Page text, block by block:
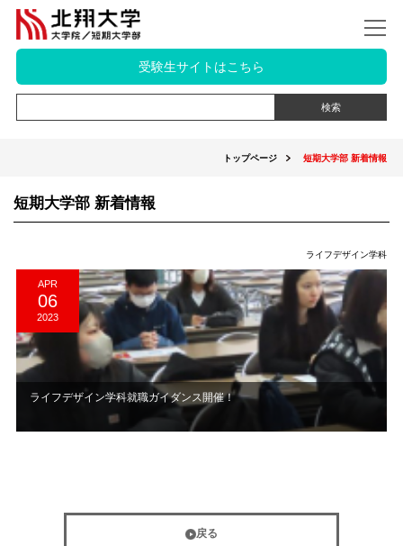
受験生サイトはこちら
トップページ 短期大学部 新着情報
短期大学部 新着情報
ライフデザイン学科
APR
06
2023
ライフデザイン学科就職ガイダンス開催！
戻る